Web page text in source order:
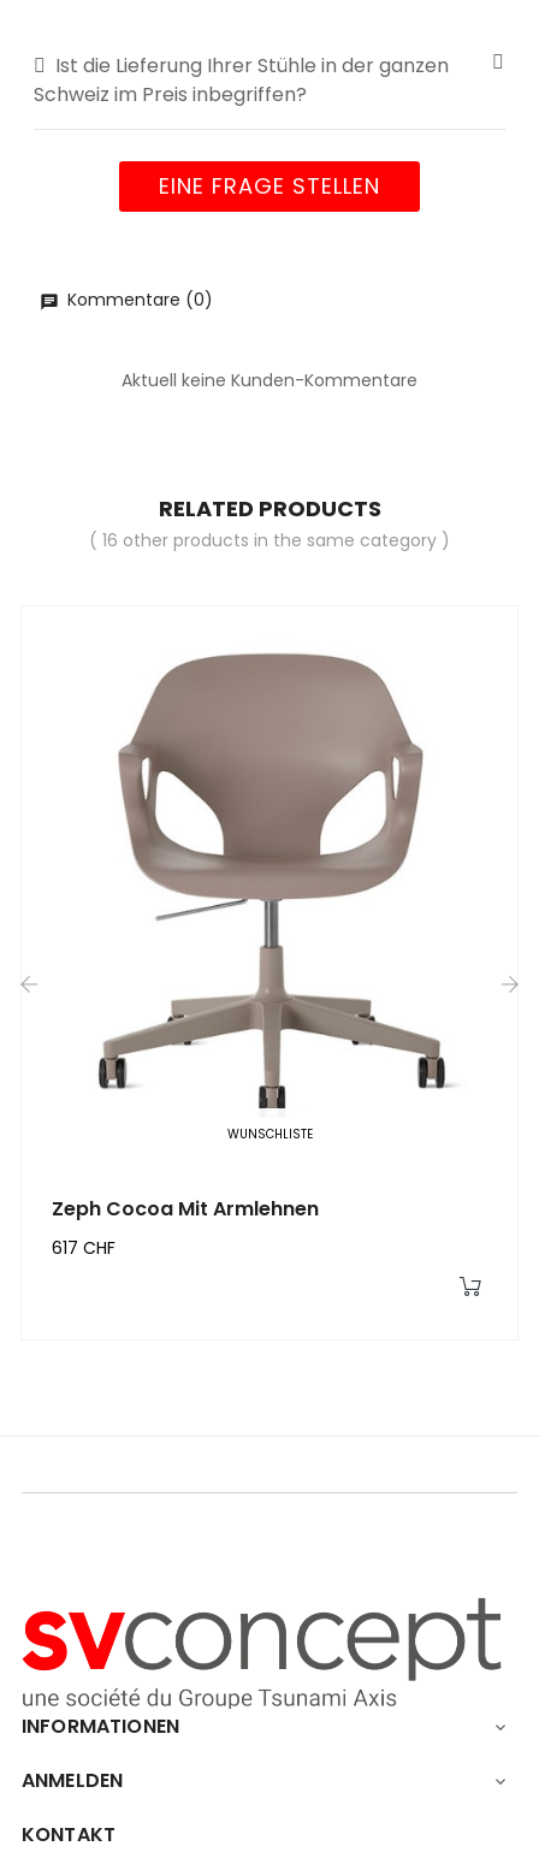
Ist die Lieferung Ihrer Stühle in der ganzen
Schweiz im Preis inbegriffen?
EINE FRAGE STELLEN
Kommentare (0)
Aktuell keine Kunden-Kommentare
RELATED PRODUCTS
( 16 other products in the same category )
WUNSCHLISTE
Zeph Cocoa Mit Armlehnen
617 CHF
INFORMATIONEN 
ANMELDEN 
KONTAKT